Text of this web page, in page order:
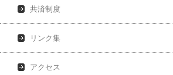
共済制度
リンク集
アクセス